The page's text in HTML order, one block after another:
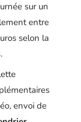
sur un
entre
selon la
envoi de